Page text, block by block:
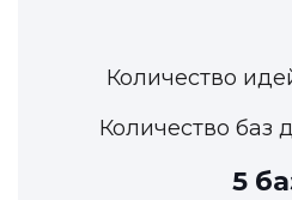
Количество
Количество баз
5